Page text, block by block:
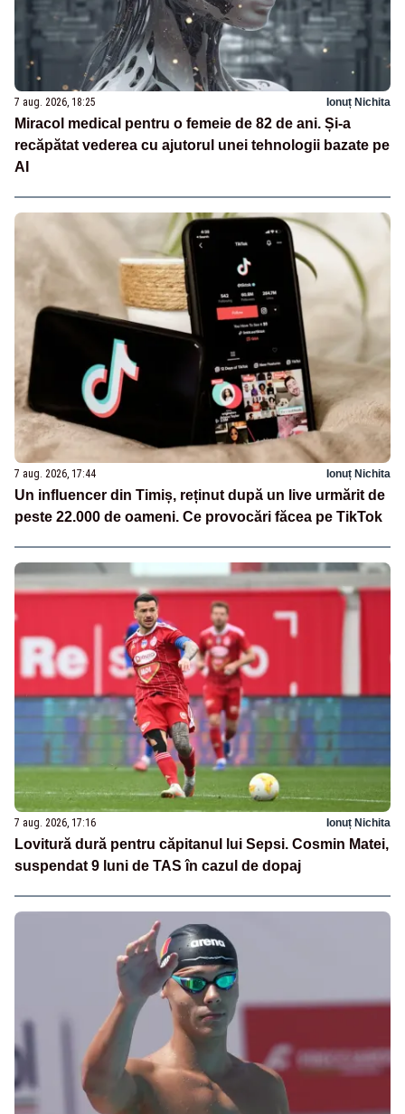
7 aug. 2026, 18:25 Ionuț Nichita
Miracol medical pentru o femeie de 82 de ani. Și-a
recăpătat vederea cu ajutorul unei tehnologii bazate pe
AI
7 aug. 2026, 17:44 Ionuț Nichita
Un influencer din Timiș, reținut după un live urmărit de
peste 22.000 de oameni. Ce provocări făcea pe TikTok
7 aug. 2026, 17:16 Ionuț Nichita
Lovitură dură pentru căpitanul lui Sepsi. Cosmin Matei,
suspendat 9 luni de TAS în cazul de dopaj